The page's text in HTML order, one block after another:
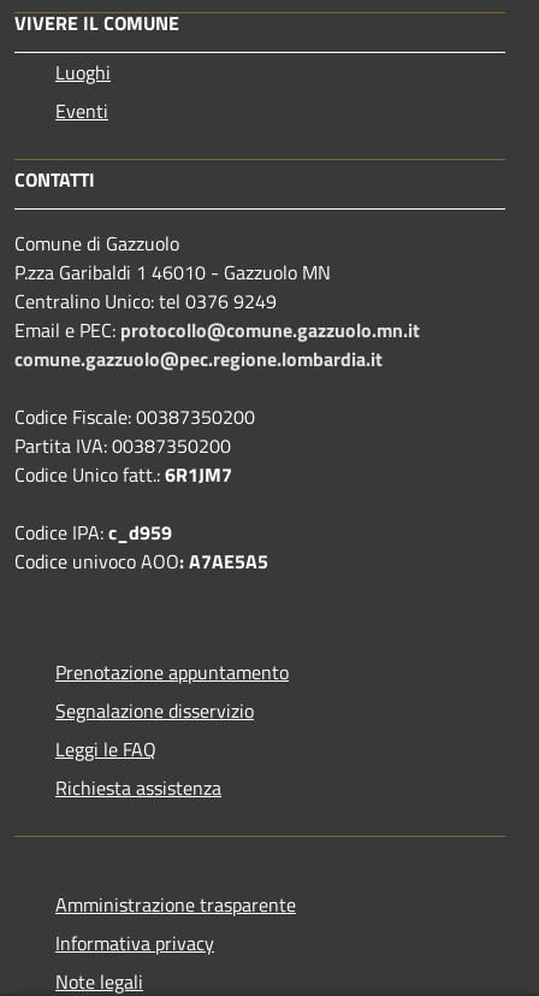
VIVERE IL COMUNE
Luoghi
Eventi
CONTATTI
Comune di Gazzuolo
P.zza Garibaldi 1 46010 - Gazzuolo MN
Centralino Unico: tel 0376 9249
Email e PEC: protocollo@comune.gazzuolo.mn.it
comune.gazzuolo@pec.regione.lombardia.it
Codice Fiscale: 00387350200
Partita IVA: 00387350200
Codice Unico fatt.:6R1JM7
Codice IPA:c_d959
Codice univoco AOO: A7AE5A5
Prenotazione appuntamento
Segnalazione disservizio
Leggi le FAQ
Richiesta assistenza
Amministrazione trasparente
Informativa privacy
Note legali